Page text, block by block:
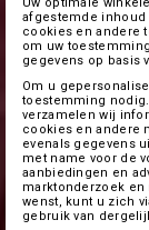
afgestemde inhoud
cookies en andere
om uw
gegevens op basis
Om u
toestemming
verzamelen wij
cookies en andere
evenals gegevens
met name voor de
aanbiedingen en
marktonderzoek
wenst, kunt u zich
gebruik van